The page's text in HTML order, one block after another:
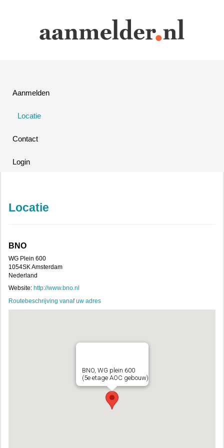
Aanmelden
Locatie
Contact
Login
Locatie
BNO
WG Plein 600
1054SK Amsterdam
Nederland
Website: http://www.bno.nl
Routebeschrijving vanaf uw adres
BNO, WG plein 600
(5e etage AOC gebouw)